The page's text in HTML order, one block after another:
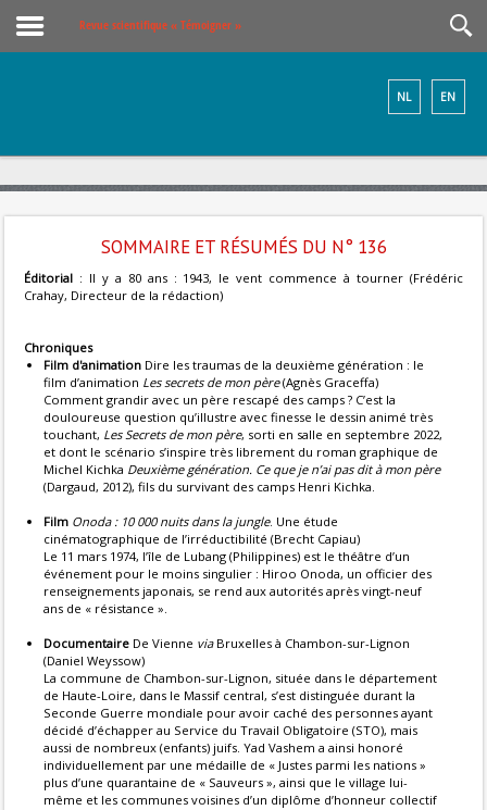
Revue scientifique « Témoigner »
EN
NL
SOMMAIRE ET RÉSUMÉS DU N° 136
Éditorial : Il y a 80 ans : 1943, le vent commence à tourner (Frédéric
Crahay, Directeur de la rédaction)
Chroniques
Film d'animation Dire les traumas de la deuxième génération : le
film d’animation Les secrets de mon père(Agnès Graceffa)
Comment grandir avec un père rescapé des camps ? C’est la
douloureuse question qu’illustre avec finesse le dessin animé très
touchant, Les Secrets de mon père, sorti en salle en septembre 2022,
et dont le scénario s’inspire très librement du roman graphique de
Michel Kichka Deuxième génération. Ce que je n’ai pas dit à mon père
(Dargaud, 2012), fils du survivant des camps Henri Kichka.
Film Onoda : 10 000 nuits dans la jungle. Une étude
cinématographique de l’irréductibilité (Brecht Capiau)
Le 11 mars 1974, l’île de Lubang (Philippines) est le théâtre d’un
événement pour le moins singulier : Hiroo Onoda, un officier des
renseignements japonais, se rend aux autorités après vingt-neuf
ans de « résistance ».
Documentaire De Vienne viaBruxelles à Chambon-sur-Lignon
(Daniel Weyssow)
La commune de Chambon-sur-Lignon, située dans le département
de Haute-Loire, dans le Massif central, s’est distinguée durant la
Seconde Guerre mondiale pour avoir caché des personnes ayant
décidé d’échapper au Service du Travail Obligatoire (STO), mais
aussi de nombreux (enfants) juifs. Yad Vashem a ainsi honoré
individuellement par une médaille de « Justes parmi les nations »
plus d’une quarantaine de « Sauveurs », ainsi que le village lui-
même et les communes voisines d’un diplôme d’honneur collectif